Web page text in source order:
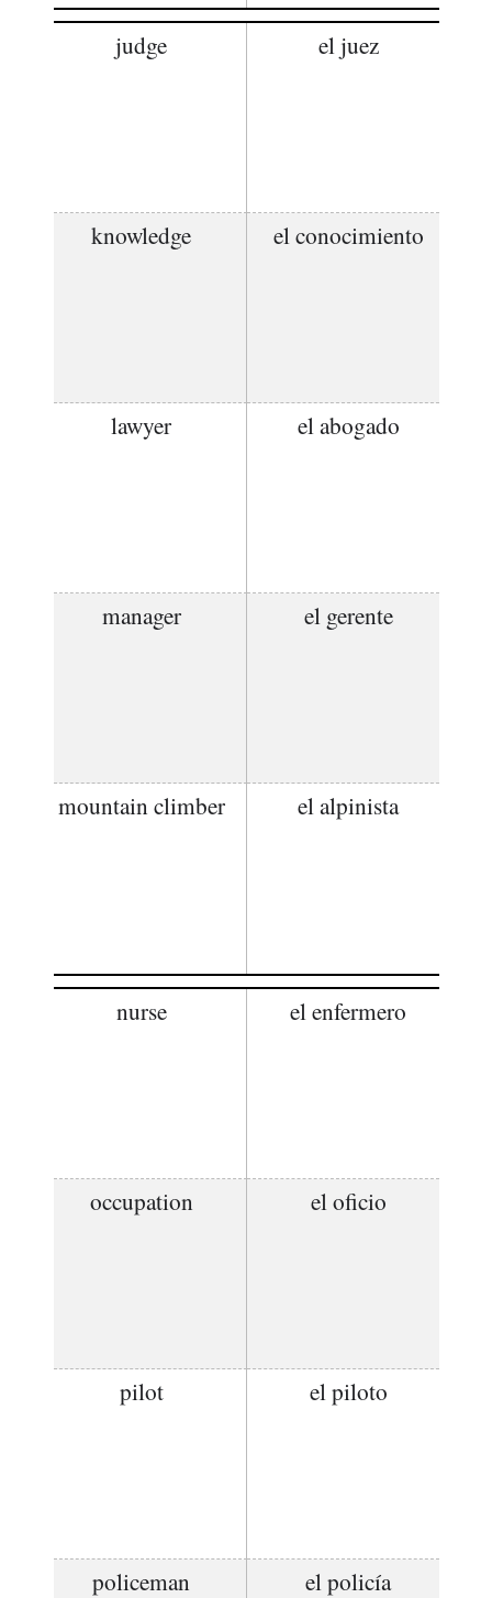
judge el juez
knowledge el conocimiento
lawyer el abogado
manager el gerente
mountain climber el alpinista
nurse el enfermero
occupation el oficio
pilot el piloto
policeman el policía